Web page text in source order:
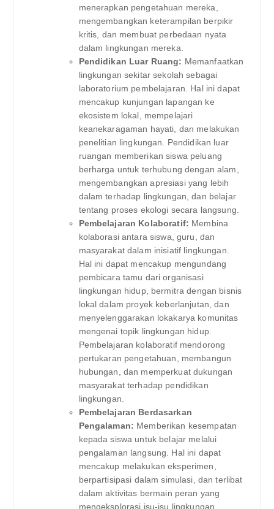
menerapkan pengetahuan mereka,
mengembangkan keterampilan berpikir
kritis, dan membuat perbedaan nyata
dalam lingkungan mereka.
Pendidikan Luar Ruang: Memanfaatkan
lingkungan sekitar sekolah sebagai
laboratorium pembelajaran. Hal ini dapat
mencakup kunjungan lapangan ke
ekosistem lokal, mempelajari
keanekaragaman hayati, dan melakukan
penelitian lingkungan. Pendidikan luar
ruangan memberikan siswa peluang
berharga untuk terhubung dengan alam,
mengembangkan apresiasi yang lebih
dalam terhadap lingkungan, dan belajar
tentang proses ekologi secara langsung.
Pembelajaran Kolaboratif: Membina
kolaborasi antara siswa, guru, dan
masyarakat dalam inisiatif lingkungan.
Hal ini dapat mencakup mengundang
pembicara tamu dari organisasi
lingkungan hidup, bermitra dengan bisnis
lokal dalam proyek keberlanjutan, dan
menyelenggarakan lokakarya komunitas
mengenai topik lingkungan hidup.
Pembelajaran kolaboratif mendorong
pertukaran pengetahuan, membangun
hubungan, dan memperkuat dukungan
masyarakat terhadap pendidikan
lingkungan.
Pembelajaran Berdasarkan
Pengalaman: Memberikan kesempatan
kepada siswa untuk belajar melalui
pengalaman langsung. Hal ini dapat
mencakup melakukan eksperimen,
berpartisipasi dalam simulasi, dan terlibat
dalam aktivitas bermain peran yang
mengeksplorasi isu-isu lingkungan.